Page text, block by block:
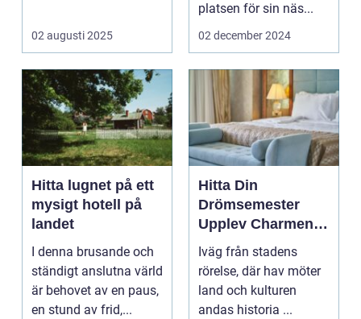
02 augusti 2025
platsen för sin näs...
02 december 2024
Hitta lugnet på ett
mysigt hotell på
landet
I denna brusande och
ständigt anslutna värld
är behovet av en paus,
en stund av frid,...
Hitta Din
Drömsemester
Upplev Charmen
med Hotell i
Halland
Iväg från stadens
rörelse, där hav möter
land och kulturen
andas historia ...